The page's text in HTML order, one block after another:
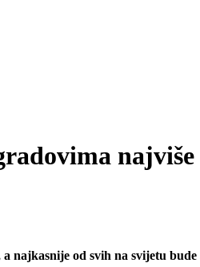
najviše
najkasnije od svih na svijetu